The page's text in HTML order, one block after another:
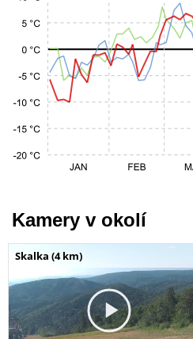
Kamery v okolí
Skalka (4 km)